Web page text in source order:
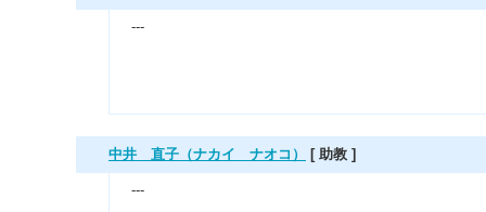
---
中井 直子（ナカイ ナオコ） [ 助教 ]
---